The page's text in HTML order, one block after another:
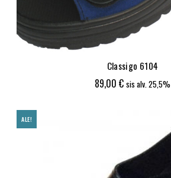
Classigo 6104
89,00 € sis alv. 25,5%
ALE!